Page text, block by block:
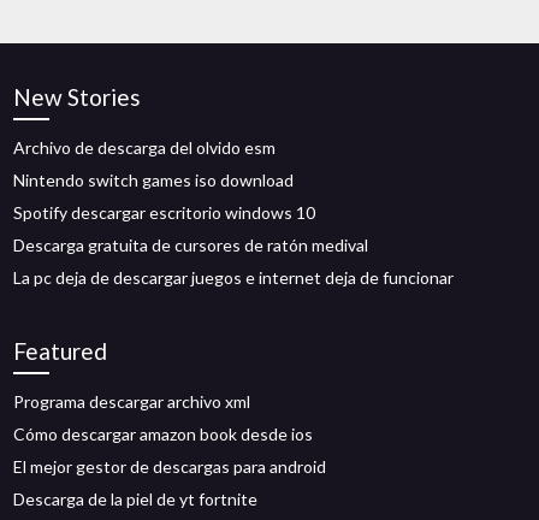
New Stories
Archivo de descarga del olvido esm
Nintendo switch games iso download
Spotify descargar escritorio windows 10
Descarga gratuita de cursores de ratón medival
La pc deja de descargar juegos e internet deja de funcionar
Featured
Programa descargar archivo xml
Cómo descargar amazon book desde ios
El mejor gestor de descargas para android
Descarga de la piel de yt fortnite